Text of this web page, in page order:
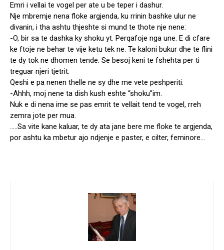
Emri i vellai te vogel per ate u be teper i dashur.
Nje mbremje nena floke argjenda, ku rrinin bashke ulur ne
divanin, i tha ashtu thjeshte si mund te thote nje nene:
-O, bir sa te dashka ky shoku yt. Perqafoje nga une. E di cfare
ke ftoje ne behar te vije ketu tek ne. Te kaloni bukur dhe te flini
te dy tok ne dhomen tende. Se besoj keni te fshehta per ti
treguar njeri tjetrit.
Qeshi e pa nenen thelle ne sy dhe me vete peshperiti:
-Ahhh, moj nene ta dish kush eshte “shoku”im.
Nuk e di nena ime se pas emrit te vellait tend te vogel, rreh
zemra jote per mua.
…..Sa vite kane kaluar, te dy ata jane bere me floke te argjenda,
por ashtu ka mbetur ajo ndjenje e paster, e cilter, feminore…